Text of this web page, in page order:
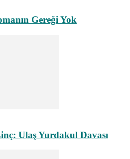
Gereği Yok
Ulaş Yurdakul Davası